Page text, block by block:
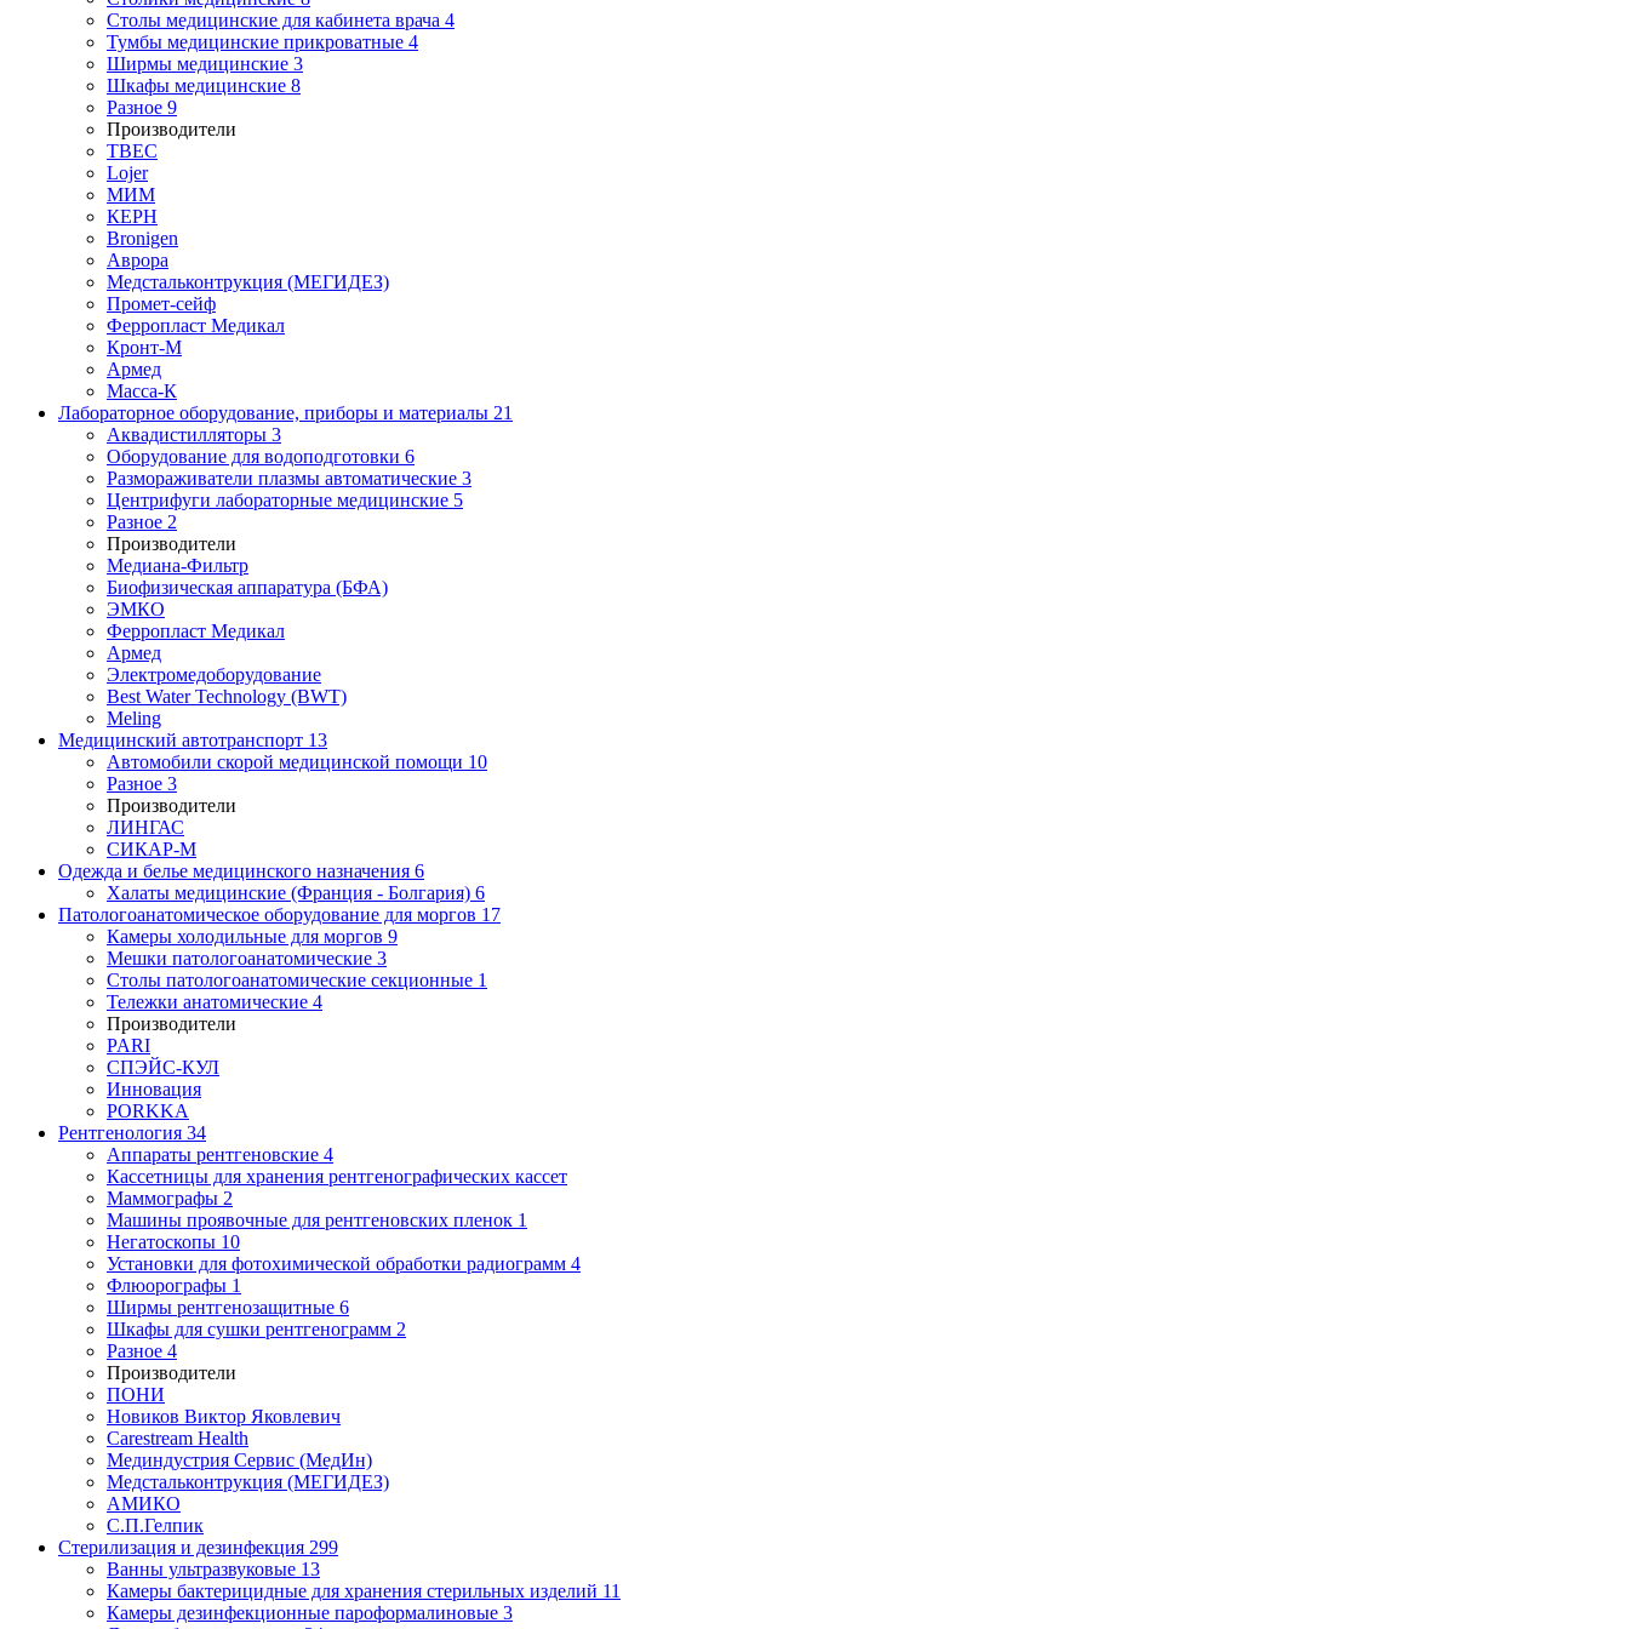
Столы медицинские для кабинета врача 4
Тумбы медицинские прикроватные 4
Ширмы медицинские 3
Шкафы медицинские 8
Разное 9
Производители
ТВЕС
Lojer
МИМ
КЕРН
Bronigen
Аврора
Медстальконтрукция (МЕГИДЕЗ)
Промет-сейф
Ферропласт Медикал
Кронт-М
Армед
Масса-К
Лабораторное оборудование, приборы и материалы 21
Аквадистилляторы 3
Оборудование для водоподготовки 6
Размораживатели плазмы автоматические 3
Центрифуги лабораторные медицинские 5
Разное 2
Производители
Медиана-Фильтр
Биофизическая аппаратура (БФА)
ЭМКО
Ферропласт Медикал
Армед
Электромедоборудование
Best Water Technology (BWT)
Meling
Медицинский автотранспорт 13
Автомобили скорой медицинской помощи 10
Разное 3
Производители
ЛИНГАС
СИКАР-М
Одежда и белье медицинского назначения 6
Халаты медицинские (Франция - Болгария) 6
Патологоанатомическое оборудование для моргов 17
Камеры холодильные для моргов 9
Мешки патологоанатомические 3
Столы патологоанатомические секционные 1
Тележки анатомические 4
Производители
PARI
СПЭЙС-КУЛ
Инновация
PORKKA
Рентгенология 34
Аппараты рентгеновские 4
Кассетницы для хранения рентгенографических кассет
Маммографы 2
Машины проявочные для рентгеновских пленок 1
Негатоскопы 10
Установки для фотохимической обработки радиограмм 4
Флюорографы 1
Ширмы рентгенозащитные 6
Шкафы для сушки рентгенограмм 2
Разное 4
Производители
ПОНИ
Новиков Виктор Яковлевич
Carestream Health
Мединдустрия Сервис (МедИн)
Медстальконтрукция (МЕГИДЕЗ)
АМИКО
С.П.Гелпик
Стерилизация и дезинфекция 299
Ванны ультразвуковые 13
Камеры бактерицидные для хранения стерильных изделий 11
Камеры дезинфекционные пароформалиновые 3